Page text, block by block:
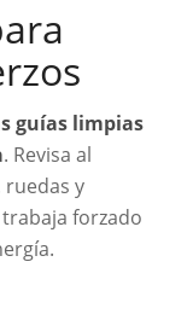
guías limpias
. Revisa al
ruedas y
forzado